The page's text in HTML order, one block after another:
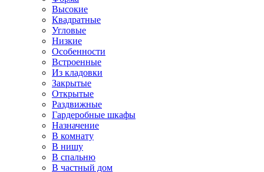
Высокие
Квадратные
Угловые
Низкие
Особенности
Встроенные
Из кладовки
Закрытые
Открытые
Раздвижные
Гардеробные шкафы
Назначение
В комнату
В нишу
В спальню
В частный дом